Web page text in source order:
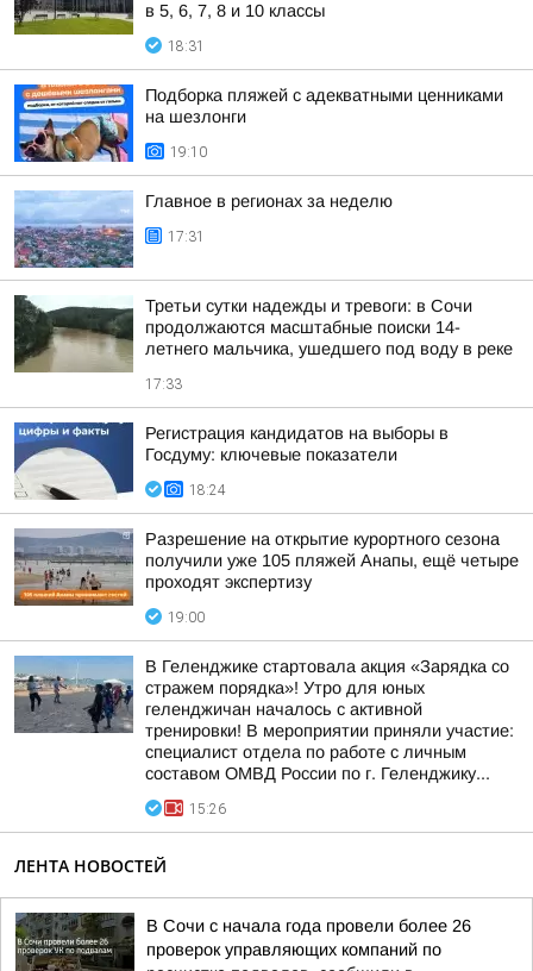
в 5, 6, 7, 8 и 10 классы
18:31
Подборка пляжей с адекватными ценниками
на шезлонги
19:10
Главное в регионах за неделю
17:31
Третьи сутки надежды и тревоги: в Сочи
продолжаются масштабные поиски 14-
летнего мальчика, ушедшего под воду в реке
17:33
Регистрация кандидатов на выборы в
Госдуму: ключевые показатели
18:24
Разрешение на открытие курортного сезона
получили уже 105 пляжей Анапы, ещё четыре
проходят экспертизу
19:00
В Геленджике стартовала акция «Зарядка со
стражем порядка»! Утро для юных
геленджичан началось с активной
тренировки! В мероприятии приняли участие:
специалист отдела по работе с личным
составом ОМВД России по г. Геленджику...
15:26
ЛЕНТА НОВОСТЕЙ
В Сочи с начала года провели более 26
проверок управляющих компаний по